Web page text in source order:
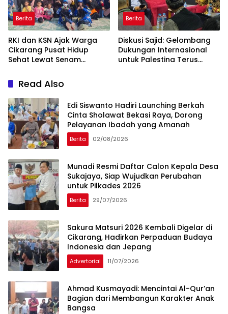
Berita
RKI dan KSN Ajak Warga
Cikarang Pusat Hidup
Sehat Lewat Senam
Konseling
Berita
Diskusi Sajid: Gelombang
Dukungan Internasional
untuk Palestina Terus
Read Also
Edi Siswanto Hadiri Launching Berkah
Cinta Sholawat Bekasi Raya, Dorong
Pelayanan Ibadah yang Amanah
Berita 02/08/2026
Munadi Resmi Daftar Calon Kepala Desa
Sukajaya, Siap Wujudkan Perubahan
untuk Pilkades 2026
Berita 29/07/2026
Sakura Matsuri 2026 Kembali Digelar di
Cikarang, Hadirkan Perpaduan Budaya
Indonesia dan Jepang
Advertorial 11/07/2026
Ahmad Kusmayadi: Mencintai Al-Qur’an
Bagian dari Membangun Karakter Anak
Bangsa